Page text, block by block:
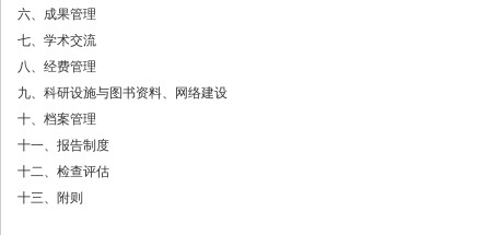
六、 成果管理
七、 学术交流
八、 经费管理
九、 科研设施与图书资料、网络建设
十、 档案管理
十一、 报告制度
十二、 检查评估
十三、 附则